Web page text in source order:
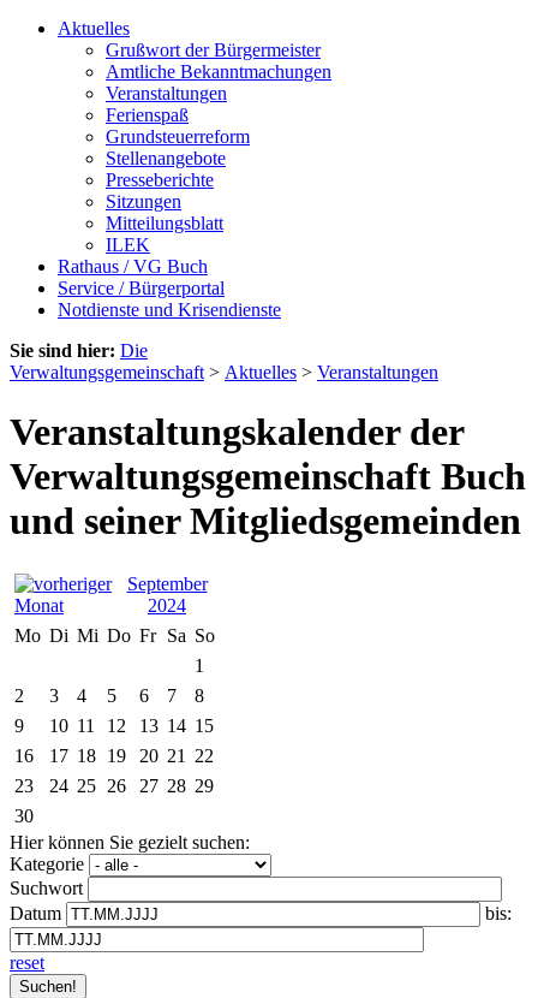
Aktuelles
Grußwort der Bürgermeister
Amtliche Bekanntmachungen
Veranstaltungen
Ferienspaß
Grundsteuerreform
Stellenangebote
Presseberichte
Sitzungen
Mitteilungsblatt
ILEK
Rathaus / VG Buch
Service / Bürgerportal
Notdienste und Krisendienste
Sie sind hier: Die
Verwaltungsgemeinschaft > Aktuelles > Veranstaltungen
Veranstaltungskalender der
Verwaltungsgemeinschaft Buch
und seiner Mitgliedsgemeinden
September
2024
Mo Di Mi Do Fr Sa So
1
2
3 4 5 6 7
8
9
10 11 12 13 14 15
16
17 18 19 20 21
22
23
24 25 26 27 28 29
30
Hier können Sie gezielt suchen:
Kategorie
Suchwort
Datum
bis:
reset